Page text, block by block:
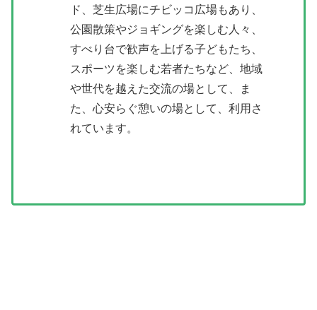
ド、芝生広場にチビッコ広場もあり、
公園散策やジョギングを楽しむ人々、
すべり台で歓声を上げる子どもたち、
スポーツを楽しむ若者たちなど、地域
や世代を越えた交流の場として、ま
た、心安らぐ憩いの場として、利用さ
れています。